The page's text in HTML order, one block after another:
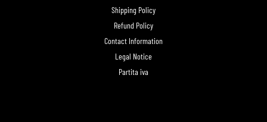
Shipping Policy
Refund Policy
Contact Information
Legal Notice
Partita iva